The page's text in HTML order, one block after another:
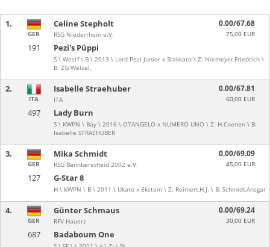
1.
191 Pezi's Püppi
S \ Westf \ B \ 2013 \ Lord Pezi Junior x Stakkato \ Z: Niemeyer,Friedrich \
B: ZG Welzel,
GER
Celine Stepholt
RSG Niederrhein e.V.
0.00/67.68
75,00 EUR
2.
497 Lady Burn
S \ KWPN \ Bay \ 2016 \ OTANGELO x NUMERO UNO \ Z: H.Coenen \ B:
Isabelle STRAEHUBER
ITA
Isabelle Straehuber
ITA
0.00/67.81
60,00 EUR
3.
127 G-Star 8
H \ KWPN \ B \ 2011 \ Ukato x Ekstein \ Z: Reimert,H.J. \ B: Schmidt,Ansgar
GER
Mika Schmidt
RSG Bannberscheid 2002 e.V.
0.00/69.09
45,00 EUR
4.
687 Badaboum One
GER
Günter Schmaus
RFV Hauerz
0.00/69.24
30,00 EUR